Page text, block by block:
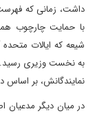
داشت، زمانی که
با حمایت چارچوب
شیعه که ایالات
به نخست وزیری رسید.
نمایندگانش، بر اساس